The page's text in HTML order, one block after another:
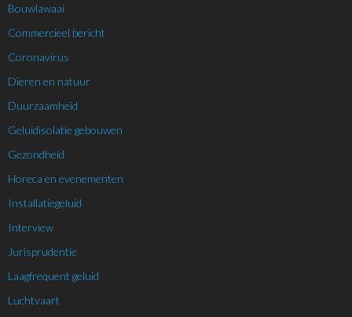
Bouwlawaai
Commercieel bericht
Coronavirus
Dieren en natuur
Duurzaamheid
Geluidisolatie gebouwen
Gezondheid
Horeca en evenementen
Installatiegeluid
Interview
Jurisprudentie
Laagfrequent geluid
Luchtvaart